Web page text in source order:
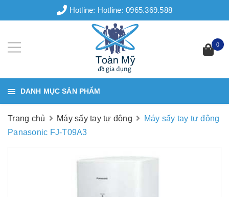
Hotline: Hotline: 0965.369.588
0
DANH MỤC SẢN PHẨM
Trang chủ Máy sấy tay tự động
Máy sấy tay tự động
Panasonic FJ-T09A3